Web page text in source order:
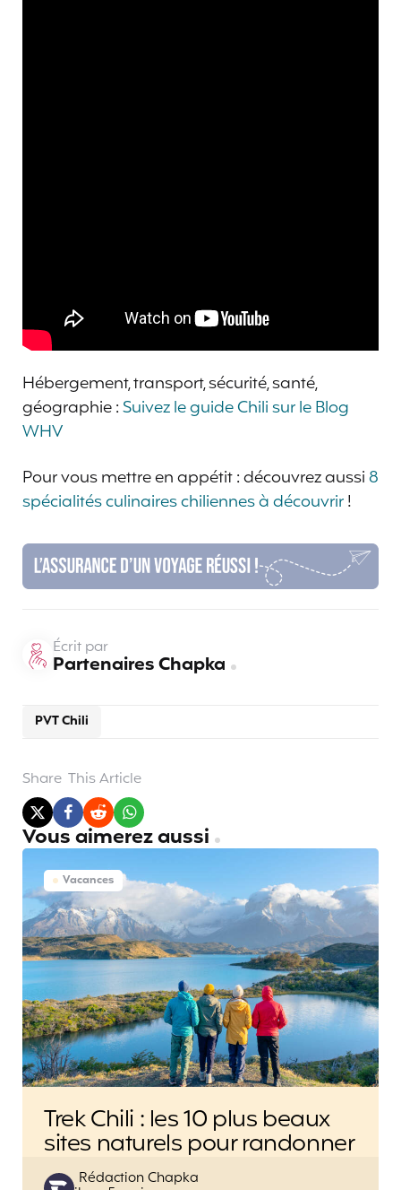
Hébergement, transport, sécurité, santé,
géographie :Suivez le guide Chili sur le Blog
WHV
Pour vous mettre en appétit : découvrez aussi 8
spécialités culinaires chiliennes à découvrir!
PVT Chili
Écrit par
Partenaires Chapka
Share This Article
Vous aimerez aussi
Vacances
Trek Chili : les 10 plus beaux
sites naturels pour randonner
Posted
Rédaction Chapka